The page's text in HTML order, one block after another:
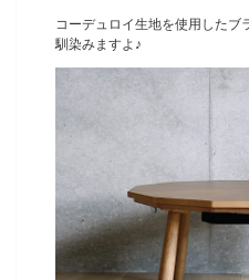
コーデュロイ生地を使用したブ
馴染みますよ♪